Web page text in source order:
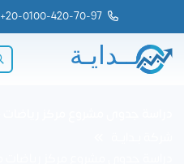
20-0100-420-70-97
+